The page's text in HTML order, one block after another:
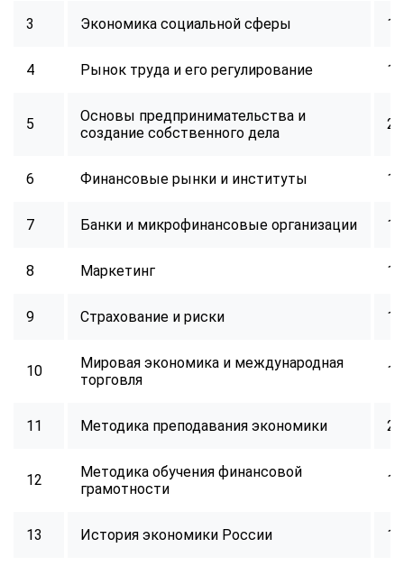
3 Экономика социальной сферы 16
4 Рынок труда и его регулирование 16
5
Основы предпринимательства и
создание собственного дела
24
6 Финансовые рынки и институты 16
7 Банки и микрофинансовые организации 16
8 Маркетинг 16
9 Страхование и риски 16
10
Мировая экономика и международная
торговля
16
11 Методика преподавания экономики 24
12
Методика обучения финансовой
грамотности
16
13 История экономики России 16